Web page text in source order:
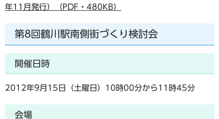
年11月発行）（PDF・480KB）
第8回鶴川駅南側街づくり検討会
開催日時
2012年9月15日（土曜日）10時00分から11時45分
会場